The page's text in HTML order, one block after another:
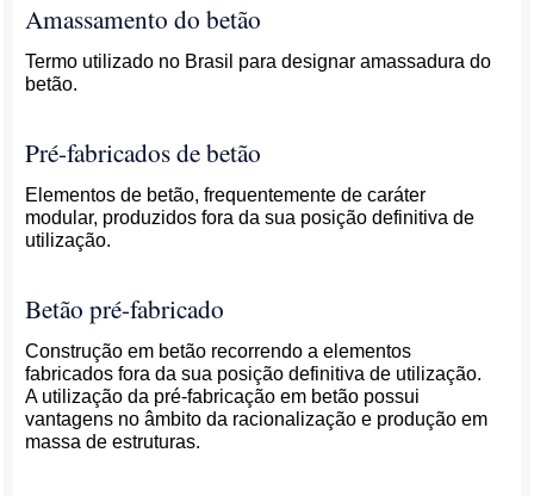
Amassamento do betão
Termo utilizado no Brasil para designar amassadura do
betão.
Pré-fabricados de betão
Elementos de betão, frequentemente de caráter
modular, produzidos fora da sua posição definitiva de
utilização.
Betão pré-fabricado
Construção em betão recorrendo a elementos
fabricados fora da sua posição definitiva de utilização.
A utilização da pré-fabricação em betão possui
vantagens no âmbito da racionalização e produção em
massa de estruturas.